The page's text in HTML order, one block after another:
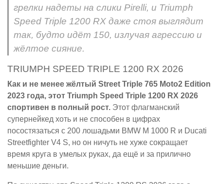
грелки надеты на слики Pirelli, и Triumph
Speed Triple 1200 RX даже стоя выглядит
так, будто идёт 150, излучая агрессию и
жёлтое сияние.
TRIUMPH SPEED TRIPLE 1200 RX 2026
Как и не менее жёлтый Street Triple 765 Moto2 Edition
2023 года, этот Triumph Speed Triple 1200 RX 2026
спортивен в полный рост. Этот флагманский
супернейкед хоть и не способен в цифрах
посостязаться с 200 лошадьми BMW M 1000 R и Ducati
Streetfighter V4 S, но он ничуть не хуже сокращает
время круга в умелых руках, да ещё и за прилично
меньшие деньги.